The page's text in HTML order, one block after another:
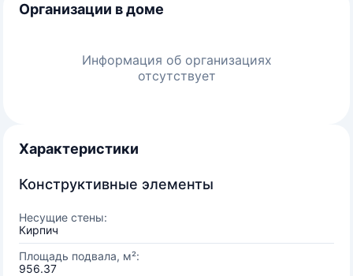
Организации в доме
Информация об организациях
отсутствует
Характеристики
Конструктивные элементы
Несущие стены:
Кирпич
Площадь подвала, м²:
956.37